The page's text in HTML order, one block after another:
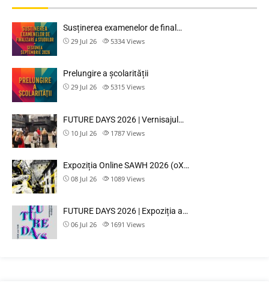
Susținerea examenelor de final…
29 Jul 26 5334 Views
Prelungire a școlarității
29 Jul 26 5315 Views
FUTURE DAYS 2026 | Vernisajul…
10 Jul 26 1787 Views
Expoziția Online SAWH 2026 (oX…
08 Jul 26 1089 Views
FUTURE DAYS 2026 | Expoziția a…
06 Jul 26 1691 Views